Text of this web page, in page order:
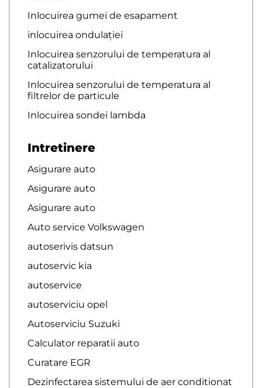
Inlocuirea gumei de esapament
inlocuirea ondulației
Inlocuirea senzorului de temperatura al
catalizatorului
Inlocuirea senzorului de temperatura al
filtrelor de particule
Inlocuirea sondei lambda
Intretinere
Asigurare auto
Asigurare auto
Asigurare auto
Auto service Volkswagen
autoserivis datsun
autoservic kia
autoservice
autoserviciu opel
Autoserviciu Suzuki
Calculator reparatii auto
Curatare EGR
Dezinfectarea sistemului de aer conditionat